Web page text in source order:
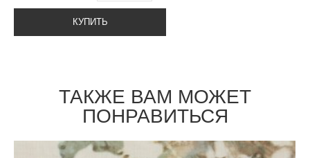
КУПИТЬ
ТАКЖЕ ВАМ МОЖЕТ
ПОНРАВИТЬСЯ